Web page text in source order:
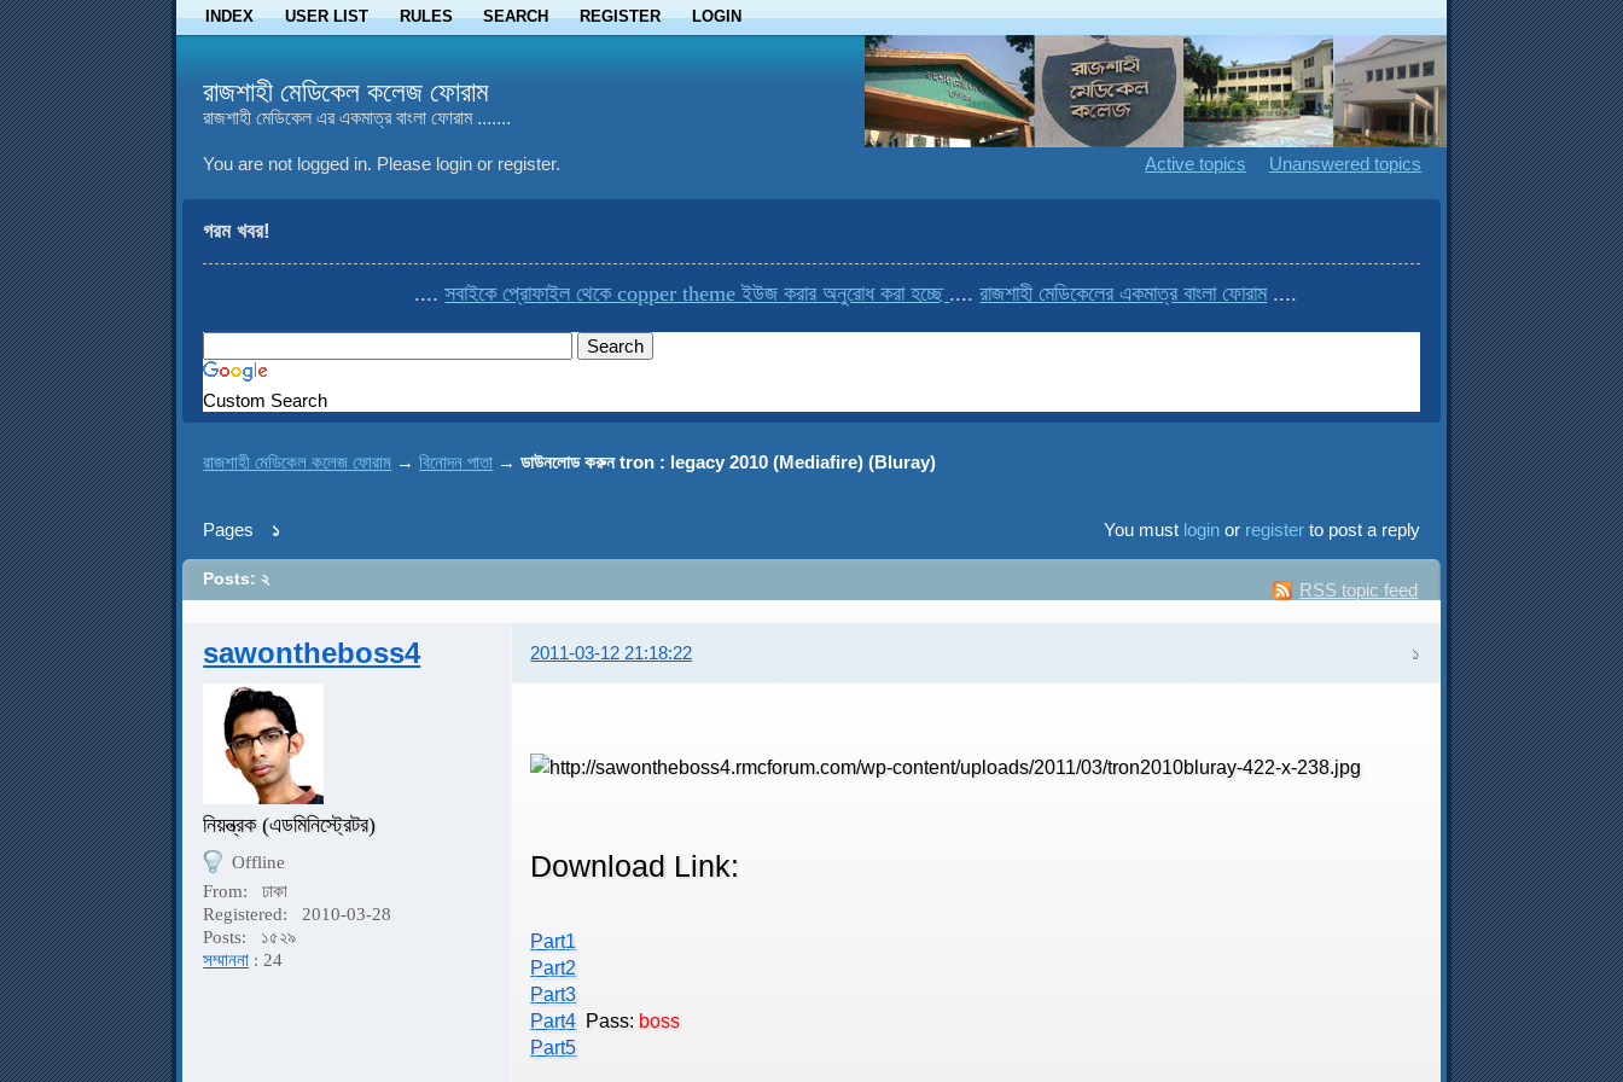
INDEX USER LIST RULES SEARCH REGISTER LOGIN
রাজশাহী মেডিকেল কলেজ ফোরাম
রাজশাহী মেডিকেল এর একমাত্র বাংলা ফোরাম .......
You are not logged in. Please login or register. Active topics Unanswered topics
গরম খবর!
....সবাইকে প্রোফাইল থেকে copper theme ইউজ করার অনুরোধ করা হচ্ছে....রাজশাহী মেডিকেলের একমাত্র বাংলা ফোরাম....
Custom Search
রাজশাহী মেডিকেল কলেজ ফোরাম →বিনোদন পাতা →ডাউনলোড করুন tron : legacy 2010 (Mediafire) (Bluray)
Pages ১ You must loginor registerto post a reply
RSS topic feed
Posts: ২
১
sawontheboss4 2011-03-12 21:18:22
নিয়ন্ত্রক (এডমিনিস্ট্রেটর)
Offline
From:
ঢাকা
Registered:
2010-03-28
Posts:
১৫২৯
সম্মাননা : 24
Download Link:
Part1
Part2
Part3
Part4 Pass: boss
Part5